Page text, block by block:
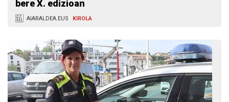
bere X. edizioan
AIARALDEA.EUS KIROLA